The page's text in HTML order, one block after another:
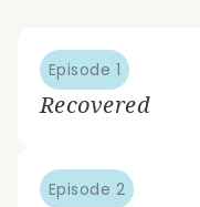
Episode 1
Recovered
Episode 2